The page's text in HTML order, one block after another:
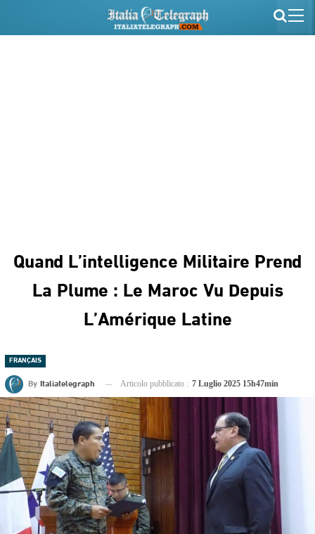
Quand L’intelligence Militaire Prend
La Plume : Le Maroc Vu Depuis
L’Amérique Latine
FRANÇAIS
By Italiatelegraph Articolo pubblicato : 7 Luglio 2025 15h47min